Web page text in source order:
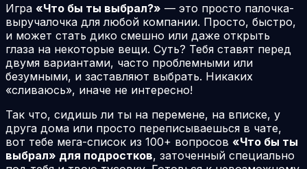
Игра «Что бы ты выбрал?» — это просто палочка-
выручалочка для любой компании. Просто, быстро,
и может стать дико смешно или даже открыть
глаза на некоторые вещи. Суть? Тебя ставят перед
двумя вариантами, часто проблемными или
безумными, и заставляют выбрать. Никаких
«сливаюсь», иначе не интересно!
Так что, сидишь ли ты на перемене, на вписке, у
друга дома или просто переписываешься в чате,
вот тебе мега-список из 100+ вопросов «Что бы ты
выбрал» для подростков, заточенный специально